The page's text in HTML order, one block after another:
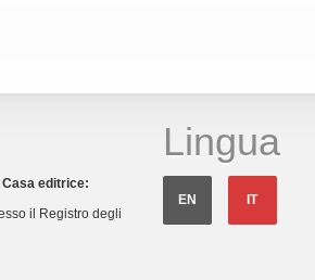
Casa editrice:
il Registro degli
Lingua
EN IT